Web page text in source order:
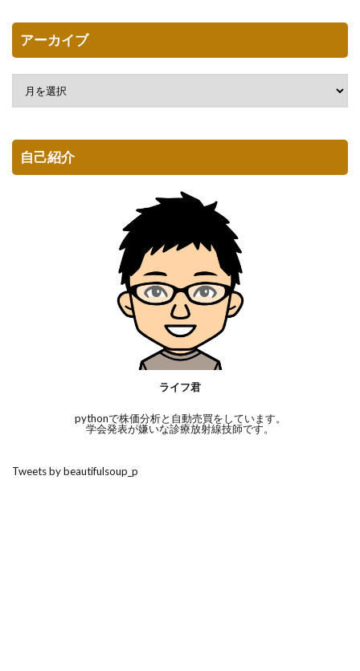
アーカイブ
自己紹介
ライフ君
pythonで株価分析と自動売買をしています。
学会発表が嫌いな診療放射線技師です。
Tweets by beautifulsoup_p